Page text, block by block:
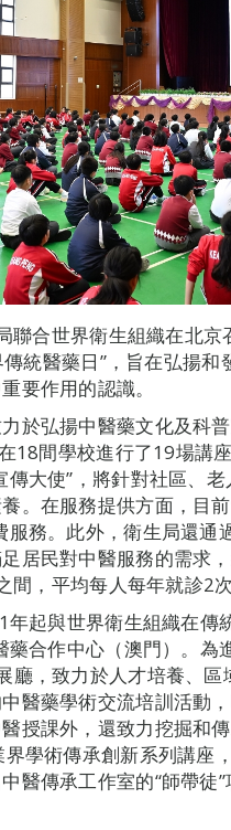
合世界衛生組織在北京
統醫藥日”，旨在弘揚
要作用的認識。
於弘揚中醫藥文化及科
18間學校進行了19場講
大使”，將針對社區、
。在服務提供方面，目
務。此外，衛生局還通
居民對中醫服務的需求
，平均每人每年就診2次
起與世界衛生組織在傳
合作中心（澳門）。為
廳，致力於人才培養、
醫藥學術交流培訓活動
授課外，還致力挖掘和
學術傳承創新系列講座
醫傳承工作室的“師帶徒